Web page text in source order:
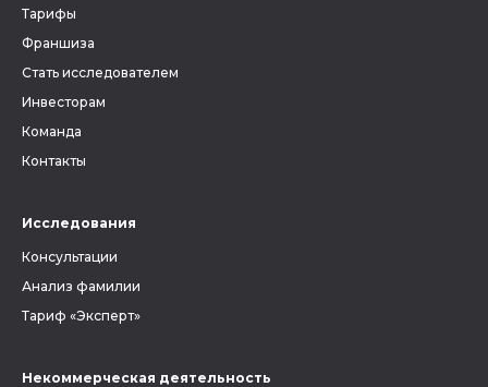
Тарифы
Франшиза
Стать исследователем
Инвесторам
Команда
Контакты
Исследования
Консультации
Анализ фамилии
Тариф «Эксперт»
Некоммерческая деятельность